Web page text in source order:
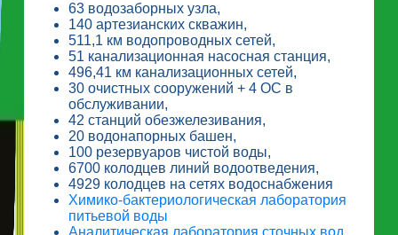
63 водозаборных узла,
140 артезианских скважин,
511,1 км водопроводных сетей,
51 канализационная насосная станция,
496,41 км канализационных сетей,
30 очистных сооружений + 4 ОС в
обслуживании,
42 станций обезжелезивания,
20 водонапорных башен,
100 резервуаров чистой воды,
6700 колодцев линий водоотведения,
4929 колодцев на сетях водоснабжения
Химико-бактериологическая лаборатория
питьевой воды
Аналитическая лаборатория сточных вод